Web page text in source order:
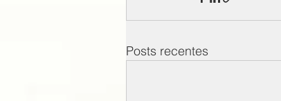
Posts recentes